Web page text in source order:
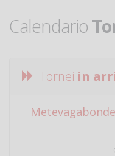
Calendario
Tornei in